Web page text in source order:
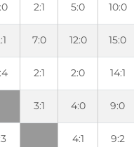
2:1 5:0 10:0
7:0 12:0 15:0
2:1 2:0 14:1
3:1 4:0 9:0
4:1 9:2